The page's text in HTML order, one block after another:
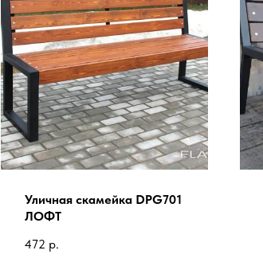
Уличная скамейка DPG701
ЛОФТ
472 р.